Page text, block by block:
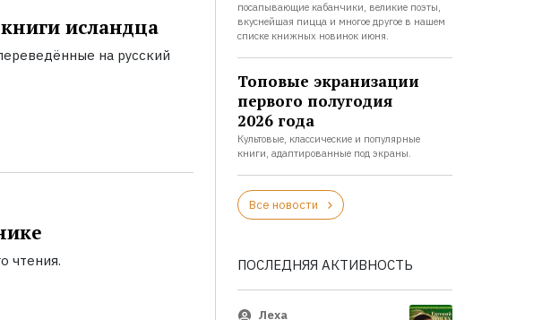
исландца
на русский
чтения.
посапывающие кабанчики, великие поэты,
вкуснейшая пицца и многое другое в нашем
списке книжных новинок июня.
Топовые экранизации
первого полугодия
2026 года
Культовые, классические и популярные
книги, адаптированные под экраны.
Все новости
ПОСЛЕДНЯЯ АКТИВНОСТЬ
Леха